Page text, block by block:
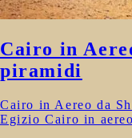
Cairo in
piramidi
Cairo in Aereo da
Egizio Cairo in